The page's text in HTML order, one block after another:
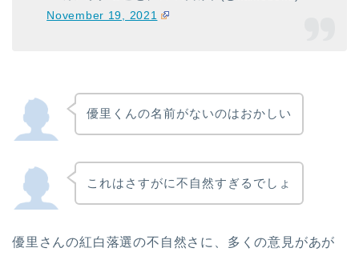
November 19, 2021
優里くんの名前がないのはおかしい
これはさすがに不自然すぎるでしょ
優里さんの紅白落選の不自然さに、多くの意見があが